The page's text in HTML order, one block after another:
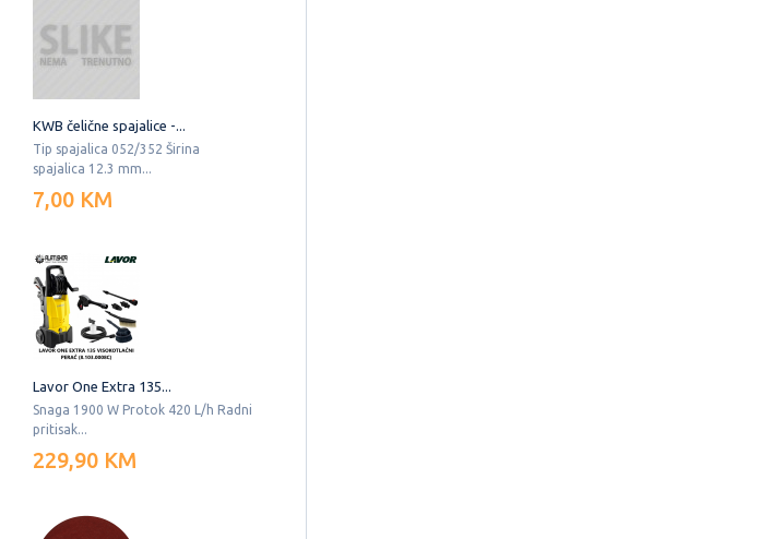
KWB čelične spajalice -...
Tip spajalica 052/352 Širina
spajalica 12.3 mm...
7,00 KM
Lavor One Extra 135...
Snaga 1900 W Protok 420 L/h Radni
pritisak...
229,90 KM